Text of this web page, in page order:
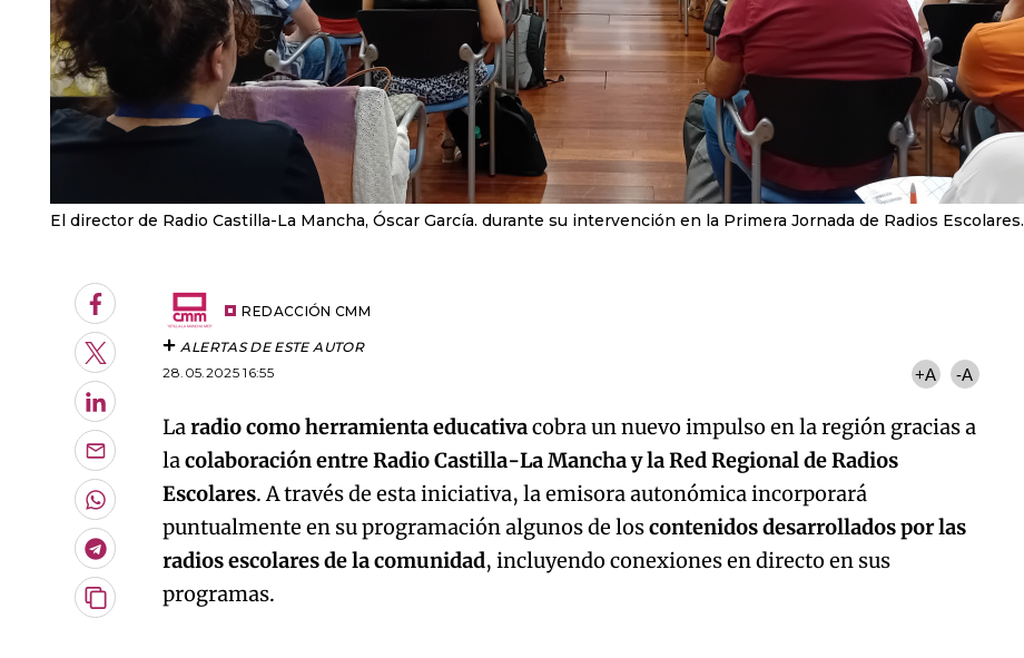
El director de Radio Castilla-La Mancha, Óscar García. durante su intervención en la Primera Jornada de Radios Escolares.
Facebook
Twitter
LinkedIn
Enviar
por
Email
Whatsapp
Telegram
Copiar
REDACCIÓN CMM
ALERTAS DE ESTE AUTOR
28.05.2025 16:55
+A -A
Laradio como herramienta educativacobra un nuevo impulso en la región gracias a
lacolaboración entre Radio Castilla-La Mancha y la Red Regional de Radios
Escolares. A través de esta iniciativa, la emisora autonómica incorporará
puntualmente en su programación algunos de loscontenidos desarrollados por las
radios escolares de la comunidad, incluyendo conexiones en directo en sus
programas.